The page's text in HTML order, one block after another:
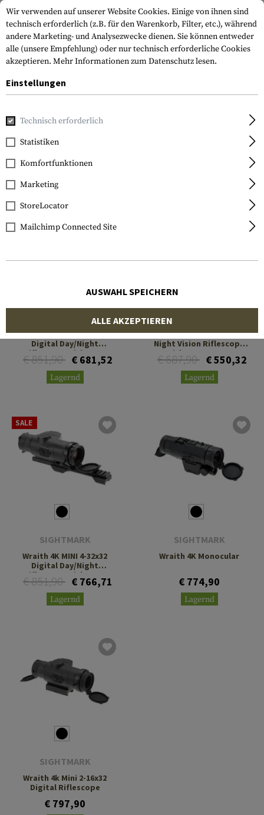
Home Waffenzubehör
FILTER
SALE
Wraith 4K MINI 2-16x32
Digital Day/Night
Riflescope with Long
Mount
€ 851,90 € 681,52
Lagernd
Wraith 4K 2-16x32 Digital
Night Vision Riflescope
with Long Mount
€ 687,90 € 550,32
Lagernd
SALE
SIGHTMARK
Wraith 4K MINI 4-32x32
Digital Day/Night
Riflescope with Long
Mount
€ 851,90 € 766,71
Lagernd
SIGHTMARK
Wraith 4K Monocular
€ 774,90
Lagernd
SIGHTMARK
Wraith 4k Mini 2-16x32
Digital Riflescope
€ 797,90
Wir verwenden auf unserer Website Cookies. Einige von ihnen sind
technisch erforderlich (z.B. für den Warenkorb, Filter, etc.), während
andere Marketing- und Analysezwecke dienen. Sie können entweder
alle (unsere Empfehlung) oder nur technisch erforderliche Cookies
akzeptieren. Mehr Informationen zum Datenschutz lesen.
Einstellungen
Technisch erforderlich
Statistiken
Komfortfunktionen
Marketing
StoreLocator
Mailchimp Connected Site
AUSWAHL SPEICHERN
ALLE AKZEPTIEREN